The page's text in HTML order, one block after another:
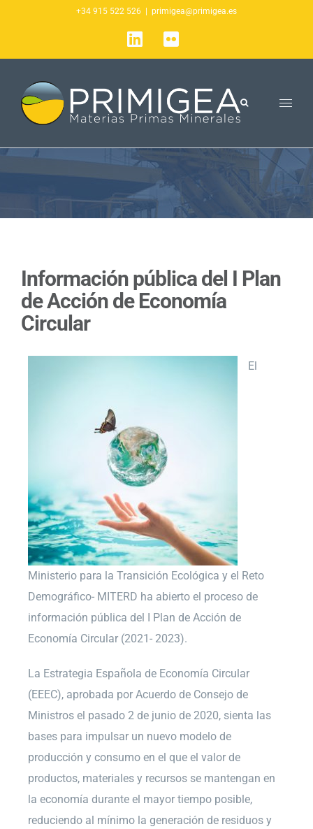
+34 915 522 526 primigea@primigea.es
LinkedIn
Flickr
Información pública del I Plan
de Acción de Economía
Circular
El
Ministerio para la Transición Ecológica y el Reto
Demográfico- MITERD ha abierto el proceso de
información pública del I Plan de Acción de
Economía Circular (2021- 2023).
La Estrategia Española de Economía Circular
(EEEC), aprobada por Acuerdo de Consejo de
Ministros el pasado 2 de junio de 2020, sienta las
bases para impulsar un nuevo modelo de
producción y consumo en el que el valor de
productos, materiales y recursos se mantengan en
la economía durante el mayor tiempo posible,
reduciendo al mínimo la generación de residuos y